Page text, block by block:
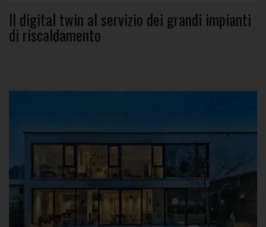
Il digital twin al servizio dei grandi impianti
di riscaldamento